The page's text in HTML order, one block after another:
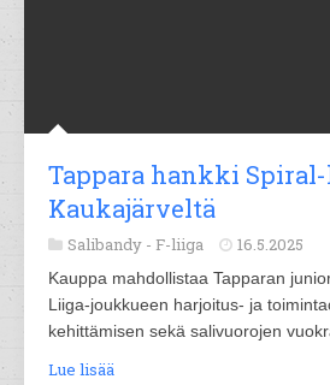
Tappara hankki
Kaukajärveltä
Salibandy - F-liiga 16.5.2025
Kauppa mahdollistaa Tapparan
Liiga-joukkueen harjoitus- ja
kehittämisen sekä salivuorojen
Lue lisää